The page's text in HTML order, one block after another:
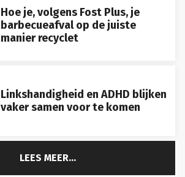
Hoe je, volgens Fost Plus, je
barbecueafval op de juiste
manier recyclet
Linkshandigheid en ADHD blijken
vaker samen voor te komen
LEES MEER...